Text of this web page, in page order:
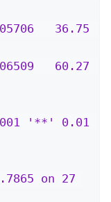
36.75
60.27
'**' 0.01
on 27